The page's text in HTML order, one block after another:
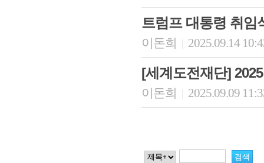
트럼프 대통령 취임
이돈희 2025.09.14
[세계도전재단]
이돈희 2025.09.09